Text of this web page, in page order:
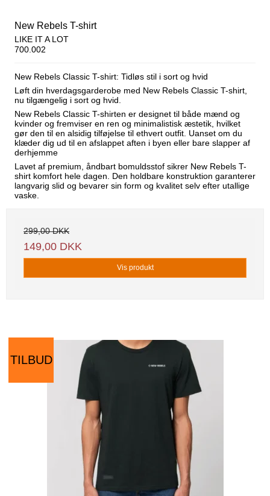
New Rebels T-shirt
LIKE IT A LOT
700.002
New Rebels Classic T-shirt: Tidløs stil i sort og hvid
Løft din hverdagsgarderobe med New Rebels Classic T-shirt,
nu tilgængelig i sort og hvid.
New Rebels Classic T-shirten er designet til både mænd og
kvinder og fremviser en ren og minimalistisk æstetik, hvilket
gør den til en alsidig tilføjelse til ethvert outfit. Uanset om du
klæder dig ud til en afslappet aften i byen eller bare slapper af
derhjemme
Lavet af premium, åndbart bomuldsstof sikrer New Rebels T-
shirt komfort hele dagen. Den holdbare konstruktion garanterer
langvarig slid og bevarer sin form og kvalitet selv efter utallige
vaske.
299,00 DKK
149,00 DKK
Vis produkt
TILBUD